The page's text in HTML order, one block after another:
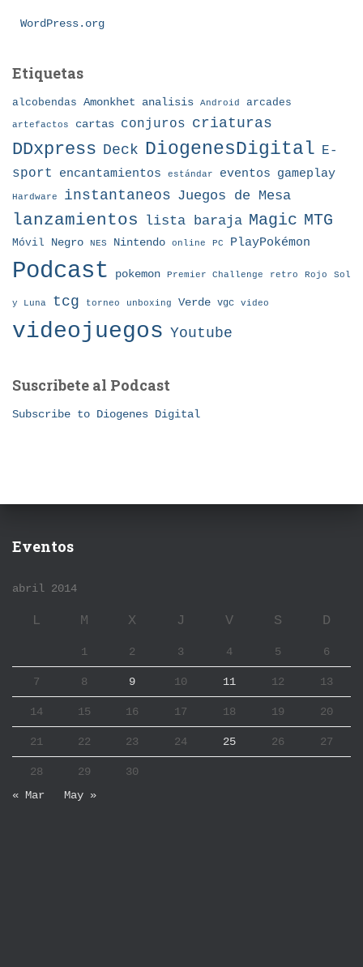
WordPress.org
Etiquetas
alcobendas Amonkhet analisis Android arcades
artefactos cartas conjuros criaturas
DDxpress Deck DiogenesDigital E-
sport
encantamientos estándar eventos gameplay
Hardware instantaneos Juegos de Mesa
lanzamientos lista baraja Magic MTG
Móvil Negro NES Nintendo online PC PlayPokémon
Podcast pokemon Premier Challenge retro Rojo Sol
y Luna tcg torneo unboxing Verde vgc video
videojuegos Youtube
Suscribete al Podcast
Subscribe to Diogenes Digital
Eventos
abril 2014
L M X J V S D
1 2 3 4 5 6
7 8 9 10 11 12 13
14 15 16 17 18 19 20
21 22 23 24 25 26 27
28 29
30
« Mar
May »